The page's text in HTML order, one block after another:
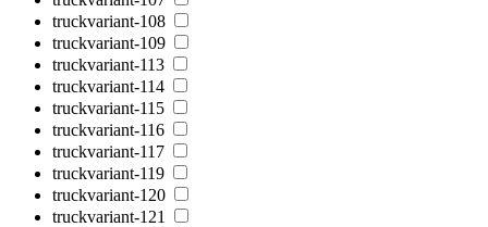
truckvariant-108
truckvariant-109
truckvariant-113
truckvariant-114
truckvariant-115
truckvariant-116
truckvariant-117
truckvariant-119
truckvariant-120
truckvariant-121